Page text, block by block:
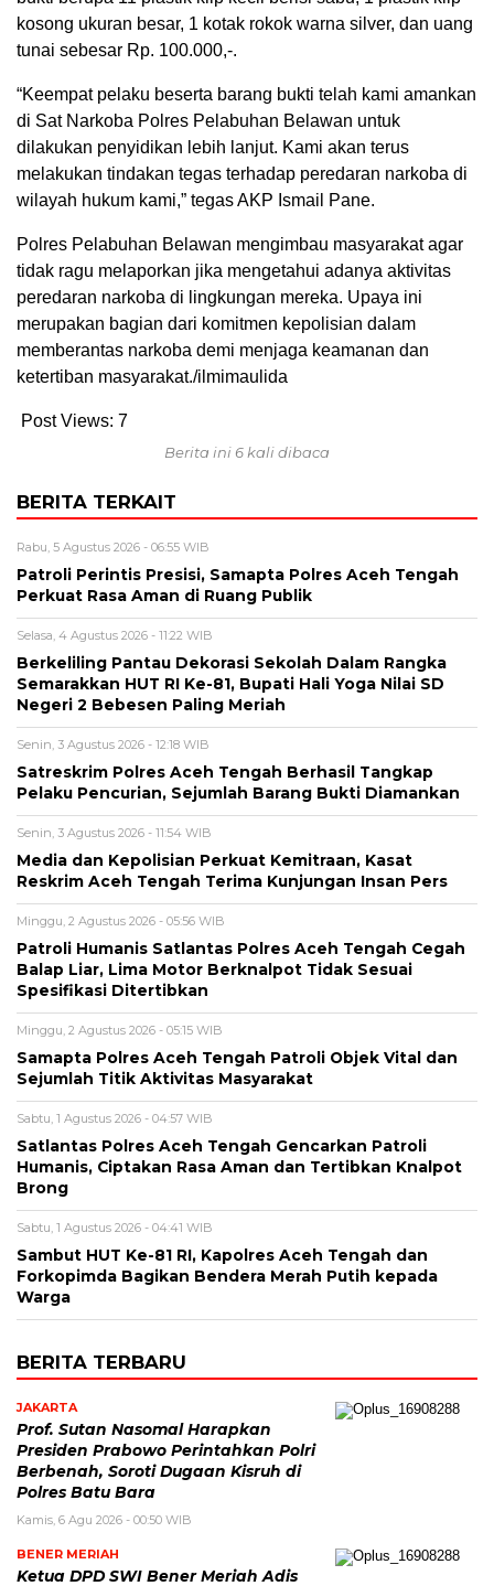
kosong ukuran besar, 1 kotak rokok warna silver, dan uang
tunai sebesar Rp. 100.000,-.
“Keempat pelaku beserta barang bukti telah kami amankan
di Sat Narkoba Polres Pelabuhan Belawan untuk
dilakukan penyidikan lebih lanjut. Kami akan terus
melakukan tindakan tegas terhadap peredaran narkoba di
wilayah hukum kami,” tegas AKP Ismail Pane.
Polres Pelabuhan Belawan mengimbau masyarakat agar
tidak ragu melaporkan jika mengetahui adanya aktivitas
peredaran narkoba di lingkungan mereka. Upaya ini
merupakan bagian dari komitmen kepolisian dalam
memberantas narkoba demi menjaga keamanan dan
ketertiban masyarakat./ilmimaulida
Post Views: 7
Berita ini 6 kali dibaca
BERITA TERKAIT
Rabu, 5 Agustus 2026 - 06:55 WIB
Patroli Perintis Presisi, Samapta Polres Aceh Tengah
Perkuat Rasa Aman di Ruang Publik
Selasa, 4 Agustus 2026 - 11:22 WIB
Berkeliling Pantau Dekorasi Sekolah Dalam Rangka
Semarakkan HUT RI Ke-81, Bupati Hali Yoga Nilai SD
Negeri 2 Bebesen Paling Meriah
Senin, 3 Agustus 2026 - 12:18 WIB
Satreskrim Polres Aceh Tengah Berhasil Tangkap
Pelaku Pencurian, Sejumlah Barang Bukti Diamankan
Senin, 3 Agustus 2026 - 11:54 WIB
Media dan Kepolisian Perkuat Kemitraan, Kasat
Reskrim Aceh Tengah Terima Kunjungan Insan Pers
Minggu, 2 Agustus 2026 - 05:56 WIB
Patroli Humanis Satlantas Polres Aceh Tengah Cegah
Balap Liar, Lima Motor Berknalpot Tidak Sesuai
Spesifikasi Ditertibkan
Minggu, 2 Agustus 2026 - 05:15 WIB
Samapta Polres Aceh Tengah Patroli Objek Vital dan
Sejumlah Titik Aktivitas Masyarakat
Sabtu, 1 Agustus 2026 - 04:57 WIB
Satlantas Polres Aceh Tengah Gencarkan Patroli
Humanis, Ciptakan Rasa Aman dan Tertibkan Knalpot
Brong
Sabtu, 1 Agustus 2026 - 04:41 WIB
Sambut HUT Ke-81 RI, Kapolres Aceh Tengah dan
Forkopimda Bagikan Bendera Merah Putih kepada
Warga
BERITA TERBARU
JAKARTA
Prof. Sutan Nasomal Harapkan
Presiden Prabowo Perintahkan Polri
Berbenah, Soroti Dugaan Kisruh di
Polres Batu Bara
Kamis, 6 Agu 2026 - 00:50 WIB
BENER MERIAH
Ketua DPD SWI Bener Meriah Adis